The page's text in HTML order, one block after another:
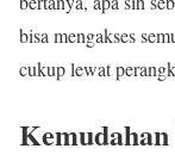
bisa mengakses
cukup lewat